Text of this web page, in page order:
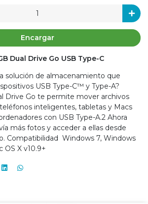
Encargar
Dual Drive Go USB Type-C
solución de almacenamiento que
USB Type-C™ y Type-A?
Drive Go te permite mover archivos
inteligentes, tabletas y Macs
con USB Type-A.2 Ahora
más fotos y acceder a ellas desde
Compatibilidad Windows 7, Windows
OS X v10.9+